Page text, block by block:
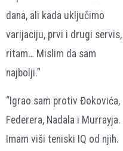
dana, ali kada uključimo
varijaciju, prvi i drugi servis,
ritam… Mislim da sam
najbolji.”
“Igrao sam protiv Đokovića,
Federera, Nadala i Murrayja.
Imam viši teniski IQ od njih.